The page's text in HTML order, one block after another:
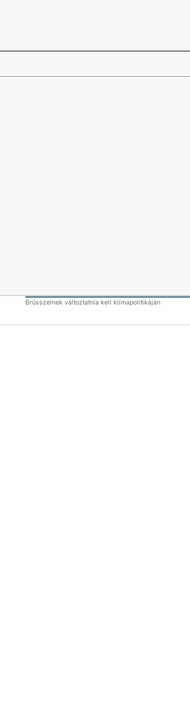
Brüsszelnek változtatnia kell klímapolitikáján